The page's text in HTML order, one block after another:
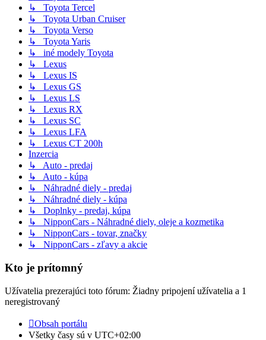
↳ Toyota Tercel
↳ Toyota Urban Cruiser
↳ Toyota Verso
↳ Toyota Yaris
↳ iné modely Toyota
↳ Lexus
↳ Lexus IS
↳ Lexus GS
↳ Lexus LS
↳ Lexus RX
↳ Lexus SC
↳ Lexus LFA
↳ Lexus CT 200h
Inzercia
↳ Auto - predaj
↳ Auto - kúpa
↳ Náhradné diely - predaj
↳ Náhradné diely - kúpa
↳ Doplnky - predaj, kúpa
↳ NipponCars - Náhradné diely, oleje a kozmetika
↳ NipponCars - tovar, značky
↳ NipponCars - zľavy a akcie
Kto je prítomný
Užívatelia prezerajúci toto fórum: Žiadny pripojení užívatelia a 1
neregistrovaný
Obsah portálu
Všetky časy sú v UTC+02:00